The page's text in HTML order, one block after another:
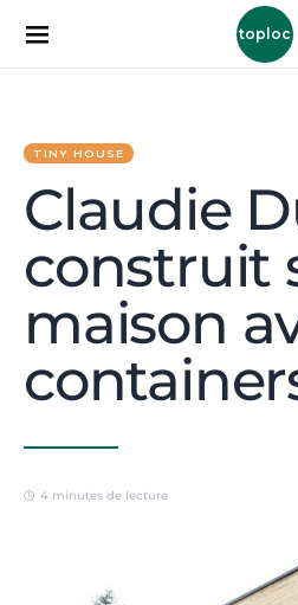
toploc
TINY HOUSE
Claudie
construit
maison
4 minutes de lecture